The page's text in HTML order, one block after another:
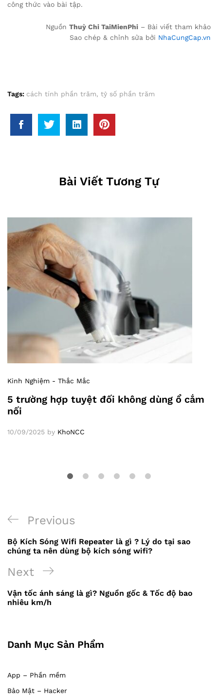
công thức vào bài tập.
Nguồn Thuỳ Chi TaiMienPhi – Bài viết tham khảo
Sao chép & chỉnh sửa bởi NhaCungCap.vn
Tags: cách tính phần trăm, tỷ số phần trăm
Bài Viết Tương Tự
Kinh Nghiệm - Thắc Mắc
5 trường hợp tuyệt đối không dùng ổ cắm
nối
10/09/2025 by KhoNCC
hướng
bài
Previous
Post
Previous
Bộ Kích Sóng Wifi Repeater là gì ? Lý do tại sao
chúng ta nên dùng bộ kích sóng wifi?
Next
Post
Next
Vận tốc ánh sáng là gì? Nguồn gốc & Tốc độ bao
nhiêu km/h
Danh Mục Sản Phẩm
App – Phần mềm
Bảo Mật – Hacker